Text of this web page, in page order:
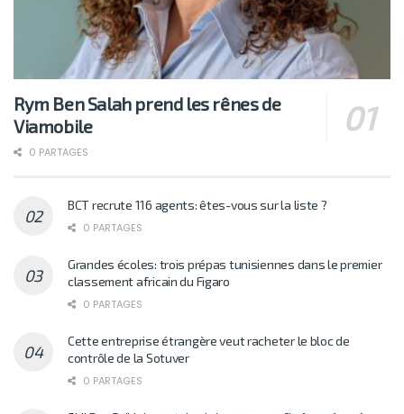
Rym Ben Salah prend les rênes de
Viamobile
0 PARTAGES
BCT recrute 116 agents: êtes-vous sur la liste ?
0 PARTAGES
Grandes écoles: trois prépas tunisiennes dans le premier
classement africain du Figaro
0 PARTAGES
Cette entreprise étrangère veut racheter le bloc de
contrôle de la Sotuver
0 PARTAGES